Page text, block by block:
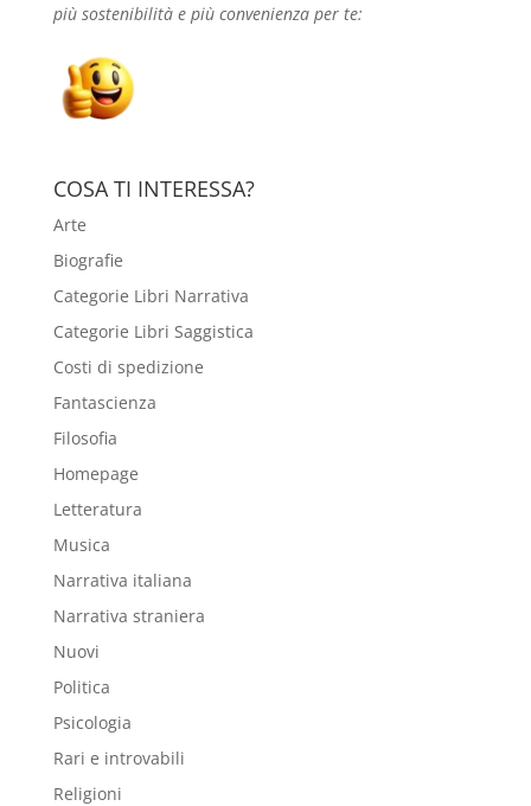
più sostenibilità e più convenienza per te:
COSA TI INTERESSA?
Arte
Biografie
Categorie Libri Narrativa
Categorie Libri Saggistica
Costi di spedizione
Fantascienza
Filosofia
Homepage
Letteratura
Musica
Narrativa italiana
Narrativa straniera
Nuovi
Politica
Psicologia
Rari e introvabili
Religioni